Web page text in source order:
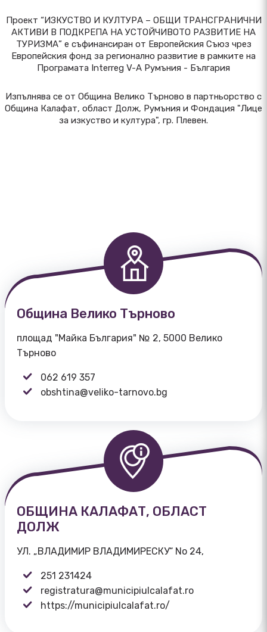
Проект “ИЗКУСТВО И КУЛТУРА – ОБЩИ ТРАНСГРАНИЧНИ
АКТИВИ В ПОДКРЕПА НА УСТОЙЧИВОТО РАЗВИТИЕ НА
ТУРИЗМА” е съфинансиран от Европейския Съюз чрез
Европейския фонд за регионално развитие в рамките на
Програмата Interreg V-A Румъния - България
Изпълнява се от Община Велико Търново в партньорство с
Община Калафат, област Долж, Румъния и Фондация "Лице
за изкуство и култура", гр. Плевен.
Община Велико Търново
площад "Майка България" № 2, 5000 Велико
Търново
062 619 357
obshtina@veliko-tarnovo.bg
ОБЩИНА КАЛАФАТ, ОБЛАСТ
ДОЛЖ
УЛ. „ВЛАДИМИР ВЛАДИМИРЕСКУ“ No 24,
251 231424
registratura@municipiulcalafat.ro
https://municipiulcalafat.ro/